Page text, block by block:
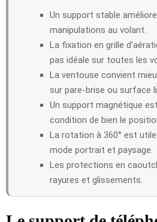
Un support stable
manipulations au volant.
La fixation en grille
pas idéale sur toutes les
La ventouse convient
sur pare-brise ou surface
Un support magnétique
condition de bien le
La rotation à 360° est
mode portrait et paysage.
Les protections en
rayures et glissements.